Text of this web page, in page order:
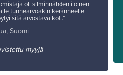
oli silminnähden iloinen
tunnearvoakin keränneelle
sitä arvostava koti.”
Suomi
myyjä